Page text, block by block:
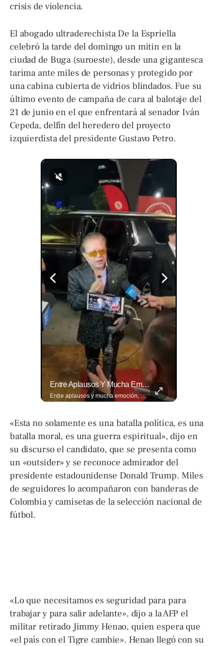
crisis de violencia.
El abogado ultraderechista De la Espriella
celebró la tarde del domingo un mitin en la
ciudad de Buga (suroeste), desde una gigantesca
tarima ante miles de personas y protegido por
una cabina cubierta de vidrios blindados. Fue su
último evento de campaña de cara al balotaje del
21 de junio en el que enfrentará al senador Iván
Cepeda, delfín del heredero del proyecto
izquierdista del presidente Gustavo Petro.
Entre Aplausos Y Mucha Emoción, Marito Rivera Llegó A La Celebración De Sus “55 Años De Gala”, Una Noche Especial Para Recordar Su Trayectoria Y...
Entre aplausos y mucha emoción, Marito Rivera llegó a la celebración de sus “55 años de Gala”, una noche especial para recordar su trayectoria y los éxitos que han marcado generaciones. Así fue el recibimiento del ícono de la música tropical salvadoreña. Lee más ➡️ eldiariodehoy.com
«Esta no solamente es una batalla política, es una
batalla moral, es una guerra espiritual», dijo en
su discurso el candidato, que se presenta como
un «outsider» y se reconoce admirador del
presidente estadounidense Donald Trump. Miles
de seguidores lo acompañaron con banderas de
Colombia y camisetas de la selección nacional de
fútbol.
«Lo que necesitamos es seguridad para para
trabajar y para salir adelante», dijo a la AFP el
militar retirado Jimmy Henao, quien espera que
«el país con el Tigre cambie». Henao llegó con su